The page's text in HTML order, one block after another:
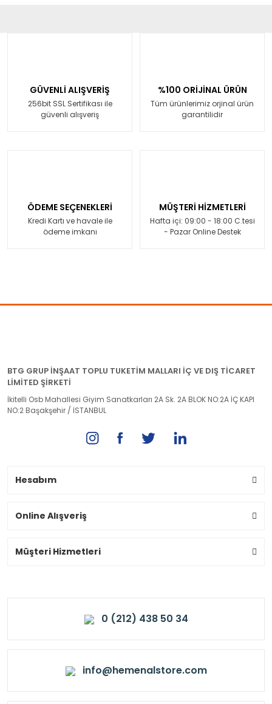
GÜVENLİ ALIŞVERİŞ
256bit SSL Sertifikası ile
güvenli alışveriş
%100 ORİJİNAL ÜRÜN
Tüm ürünlerimiz orjinal ürün
garantilidir
ÖDEME SEÇENEKLERİ
Kredi Kartı ve havale ile
ödeme imkanı
MÜŞTERİ HİZMETLERİ
Hafta içi: 09:00 - 18:00 C.tesi
- Pazar Online Destek
BTG GRUP İNŞAAT TOPLU TUKETİM MALLARI İÇ VE DIŞ TİCARET
LİMİTED ŞİRKETİ
İkitelli Osb Mahallesi Giyim Sanatkarları 2A Sk. 2A BLOK NO:2A İÇ KAPI
NO:2 Başakşehir / İSTANBUL
Hesabım
Online Alışveriş
Müşteri Hizmetleri
0 (212) 438 50 34
info@hemenalstore.com